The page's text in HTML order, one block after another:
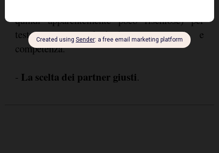
quindi apparentemente poco rischiose) per
testare nuove soluzioni con coraggio e
competenza.
- La scelta dei partner giusti.